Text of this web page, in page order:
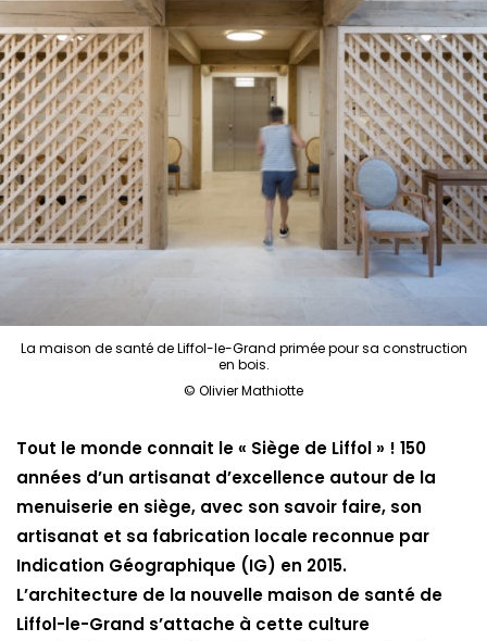
La maison de santé de Liffol-le-Grand primée pour sa construction
en bois.
© Olivier Mathiotte
Tout le monde connait le « Siège de Liffol » ! 150
années d’un artisanat d’excellence autour de la
menuiserie en siège, avec son savoir faire, son
artisanat et sa fabrication locale reconnue par
Indication Géographique (IG) en 2015.
L’architecture de la nouvelle maison de santé de
Liffol-le-Grand s’attache à cette culture